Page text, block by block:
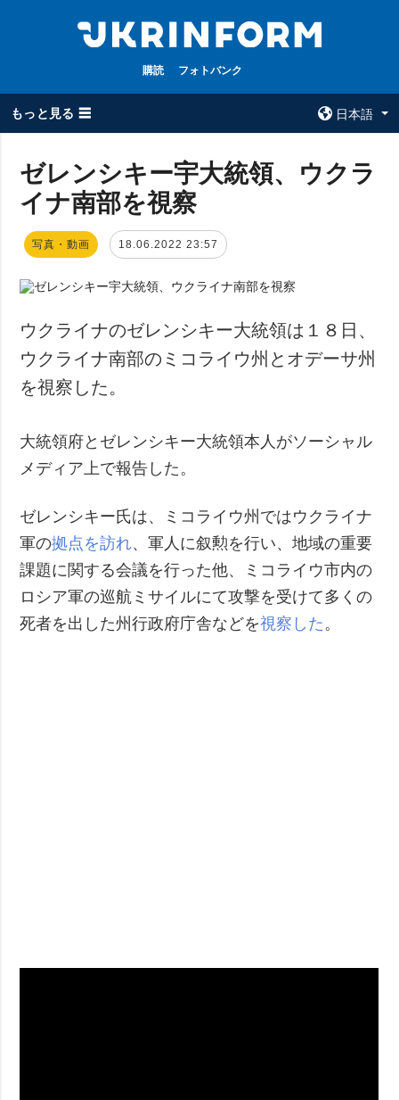
購読 フォトバンク
もっと見る ☰
日本語
全てのトピック
被占領地
政治
防衛
社会・文化
スポーツ
事故・緊急事態
コンタクト
特集
インタビュー
写真
動画
購読
フォトバンク
ゼレンシキー宇大統領、ウクラ
イナ南部を視察
写真・動画 18.06.2022 23:57
ウクライナのゼレンシキー大統領は１８日、
ウクライナ南部のミコライウ州とオデーサ州
を視察した。
大統領府とゼレンシキー大統領本人がソーシャル
メディア上で報告した。
ゼレンシキー氏は、ミコライウ州ではウクライナ
軍の拠点を訪れ、軍人に叙勲を行い、地域の重要
課題に関する会議を行った他、ミコライウ市内の
ロシア軍の巡航ミサイルにて攻撃を受けて多くの
死者を出した州行政府庁舎などを視察した 。